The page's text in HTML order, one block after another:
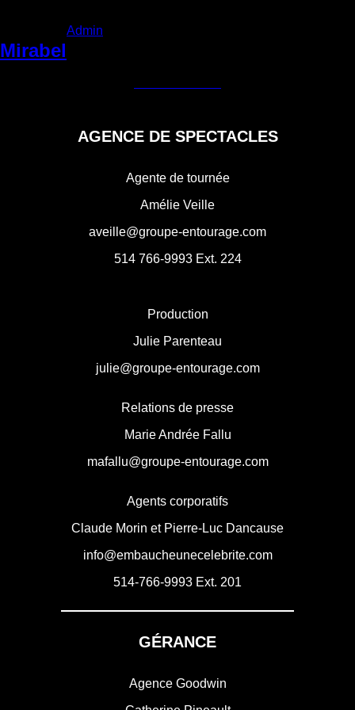
Mirabel
Admin
de
AGENCE DE SPECTACLES
Agente de tournée
Amélie Veille
aveille@groupe-entourage.com
514 766-9993Ext. 224
Production
Julie Parenteau
julie@groupe-entourage.com
Relations de presse
Marie Andrée Fallu
mafallu@groupe-entourage.com
Agents corporatifs
Claude Morin et Pierre-Luc Dancause
info@embaucheunecelebrite.com
514-766-9993 Ext. 201
GÉRANCE
Agence Goodwin